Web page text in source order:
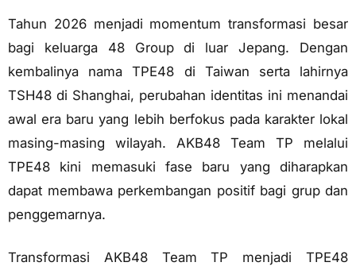
Tahun 2026 menjadi momentum transformasi besar
bagi keluarga 48 Group di luar Jepang. Dengan
kembalinya nama TPE48 di Taiwan serta lahirnya
TSH48 di Shanghai, perubahan identitas ini menandai
awal era baru yang lebih berfokus pada karakter lokal
masing-masing wilayah. AKB48 Team TP melalui
TPE48 kini memasuki fase baru yang diharapkan
dapat membawa perkembangan positif bagi grup dan
penggemarnya.
Transformasi AKB48 Team TP menjadi TPE48